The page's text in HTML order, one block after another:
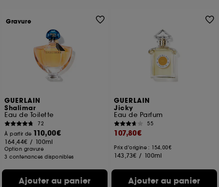
GUERLAIN
Shalimar
Eau de Toilette
72
À partir de 110,00€
164,44€ / 100ml
Option gravure
3 contenances disponibles
Ajouter au panier
Gravure
GUERLAIN
Jicky
Eau de Parfum
55
107,80€
Prix d'origine : 154,00€
143,73€ / 100ml
Ajouter au panier